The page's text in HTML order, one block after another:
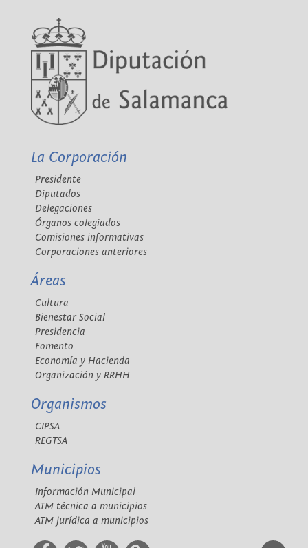
La Corporación
Presidente
Diputados
Delegaciones
Órganos colegiados
Comisiones informativas
Corporaciones anteriores
Áreas
Cultura
Bienestar Social
Presidencia
Fomento
Economía y Hacienda
Organización y RRHH
Organismos
CIPSA
REGTSA
Municipios
Información Municipal
ATM técnica a municipios
ATM jurídica a municipios